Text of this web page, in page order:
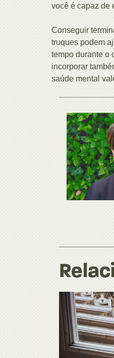
você é capaz de
Conseguir
truques podem
tempo durante o
incorporar
saúde mental